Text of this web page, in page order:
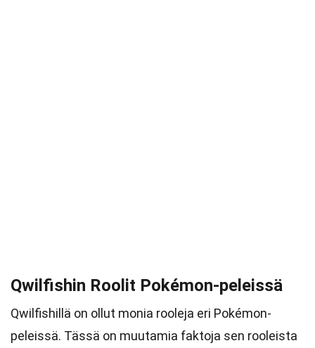
Qwilfishin Roolit Pokémon-peleissä
Qwilfishillä on ollut monia rooleja eri Pokémon-
peleissä. Tässä on muutamia faktoja sen rooleista